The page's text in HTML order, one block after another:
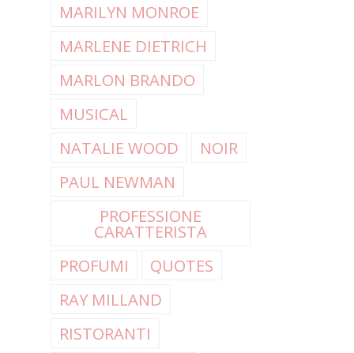
MARILYN MONROE
MARLENE DIETRICH
MARLON BRANDO
MUSICAL
NATALIE WOOD
NOIR
PAUL NEWMAN
PROFESSIONE
CARATTERISTA
PROFUMI
QUOTES
RAY MILLAND
RISTORANTI